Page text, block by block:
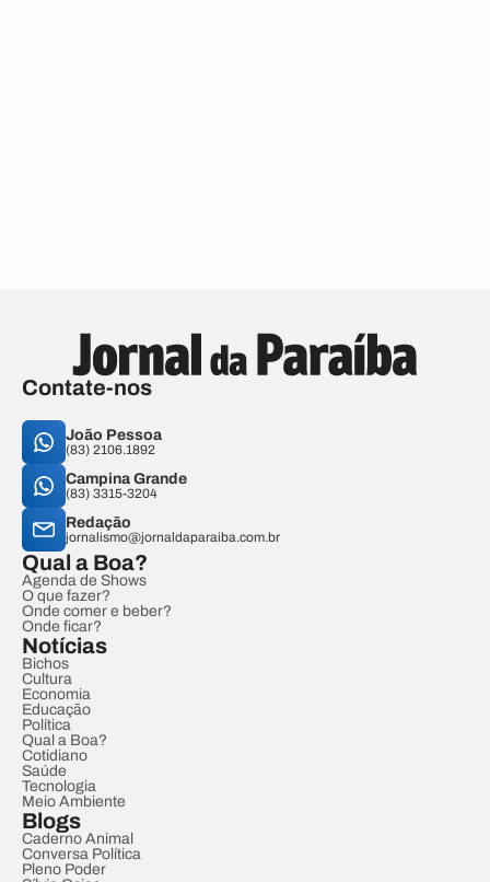
Contate-nos
João Pessoa
(83) 2106.1892
Campina Grande
(83) 3315-3204
Redação
jornalismo@jornaldaparaiba.com.br
Qual a Boa?
Agenda de Shows
O que fazer?
Onde comer e beber?
Onde ficar?
Notícias
Bichos
Cultura
Economia
Educação
Política
Qual a Boa?
Cotidiano
Saúde
Tecnologia
Meio Ambiente
Blogs
Caderno Animal
Conversa Política
Pleno Poder